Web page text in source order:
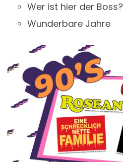
Wer ist hier der Boss?
Wunderbare Jahre